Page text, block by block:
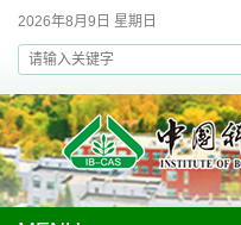
2026年8月9日 星期日